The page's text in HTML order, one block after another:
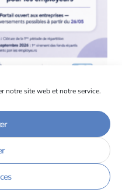
notre site web et notre service.